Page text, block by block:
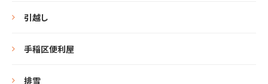
引越し
手稲区便利屋
排雪